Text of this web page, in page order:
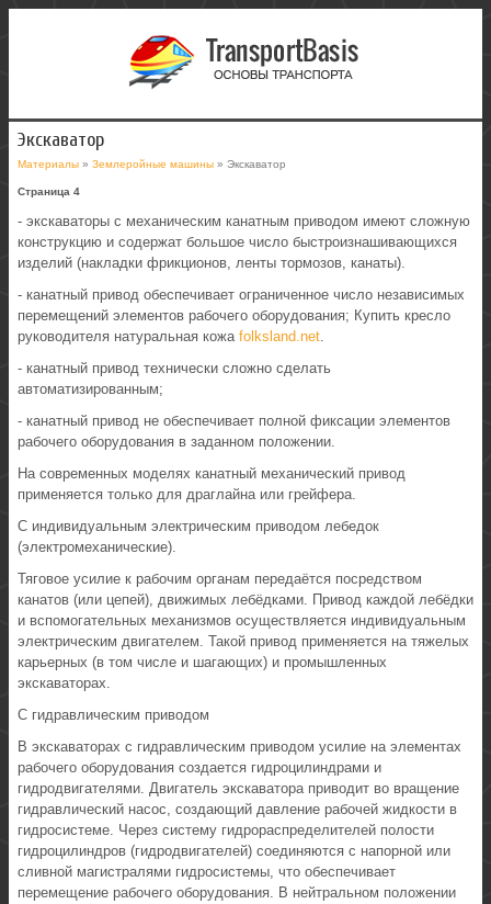
Экскаватор
Материалы » Землеройные машины » Экскаватор
Страница 4
- экскаваторы с механическим канатным приводом имеют сложную
конструкцию и содержат большое число быстроизнашивающихся
изделий (накладки фрикционов, ленты тормозов, канаты).
- канатный привод обеспечивает ограниченное число независимых
перемещений элементов рабочего оборудования; Купить кресло
руководителя натуральная кожа folksland.net.
- канатный привод технически сложно сделать
автоматизированным;
- канатный привод не обеспечивает полной фиксации элементов
рабочего оборудования в заданном положении.
На современных моделях канатный механический привод
применяется только для драглайна или грейфера.
С индивидуальным электрическим приводом лебедок
(электромеханические).
Тяговое усилие к рабочим органам передаётся посредством
канатов (или цепей), движимых лебёдками. Привод каждой лебёдки
и вспомогательных механизмов осуществляется индивидуальным
электрическим двигателем. Такой привод применяется на тяжелых
карьерных (в том числе и шагающих) и промышленных
экскаваторах.
С гидравлическим приводом
В экскаваторах с гидравлическим приводом усилие на элементах
рабочего оборудования создается гидроцилиндрами и
гидродвигателями. Двигатель экскаватора приводит во вращение
гидравлический насос, создающий давление рабочей жидкости в
гидросистеме. Через систему гидрораспределителей полости
гидроцилиндров (гидродвигателей) соединяются с напорной или
сливной магистралями гидросистемы, что обеспечивает
перемещение рабочего оборудования. В нейтральном положении